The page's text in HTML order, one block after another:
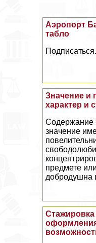
Аэропорт
табло
Значение и
хаpaктер и
Содержание
значение
предмете
добродушна